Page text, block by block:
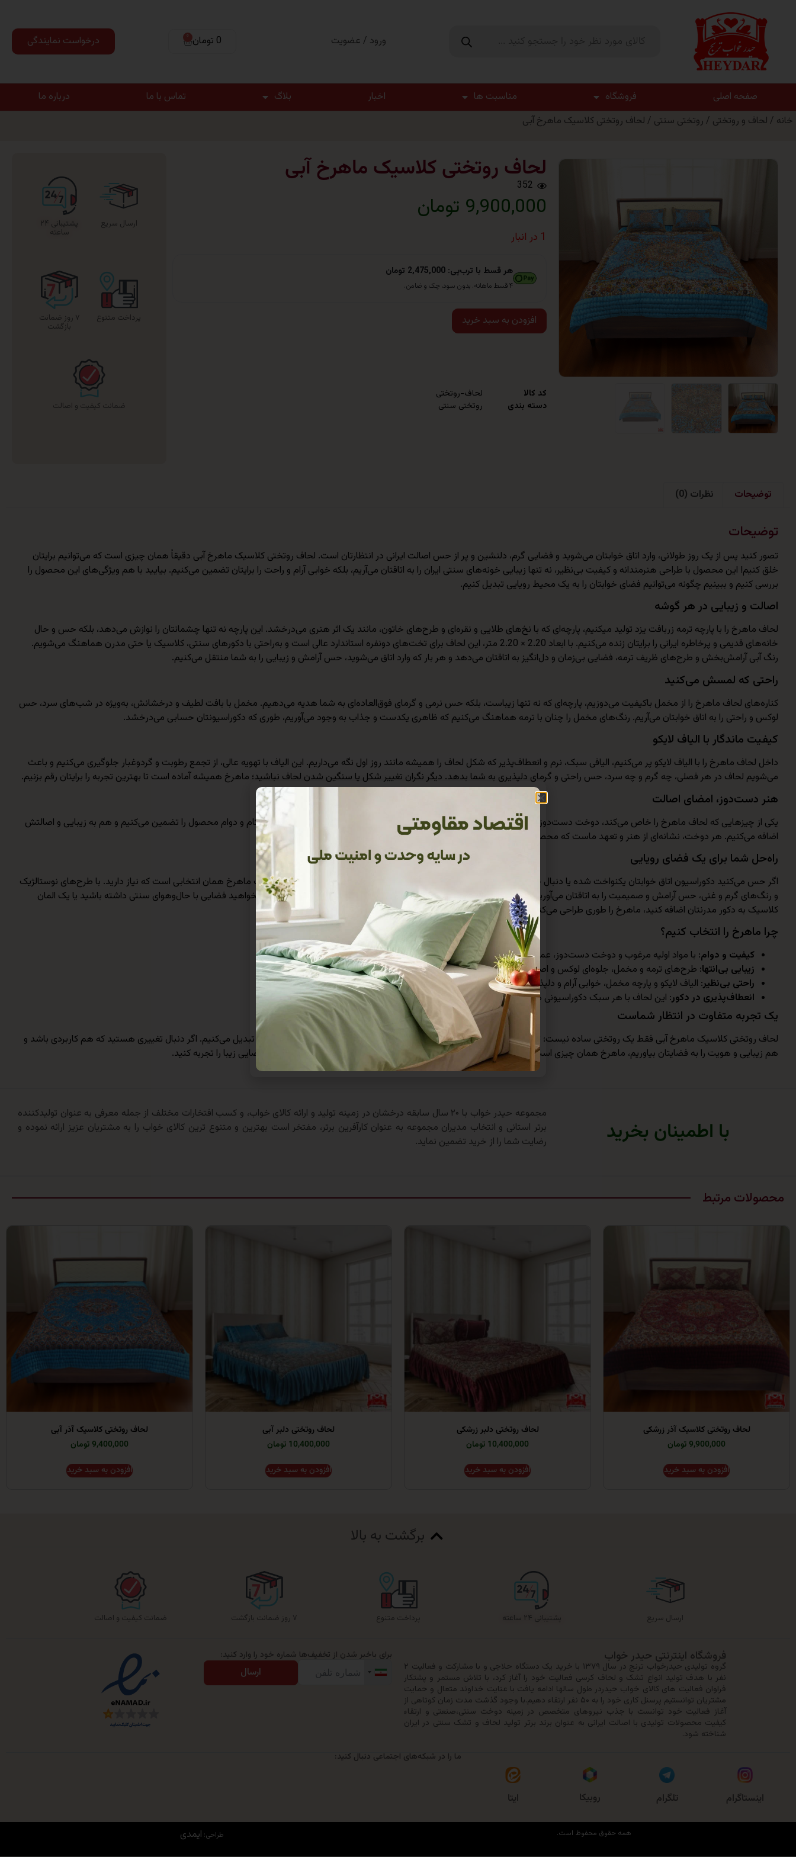
ورود / عضویت 0 تومان 0 درخواست نمایندگی
صفحه اصلی فروشگاه مناسبت ها اخبار بلاگ تماس با ما
درباره ما
خانه / لحاف و روتختی / روتختی سنتی / لحاف روتختی کلاسیک ماهرخ آبی
لحاف روتختی کلاسیک ماهرخ آبی
352
9,900,000 تومان
1 در انبار
هر قسط با ترب‌پی: 2,475,000 تومان
۴ قسط ماهانه. بدون سود، چک و ضامن.
افزودن به سبد خرید
کد کالا
لحاف-روتختی
دسته بندی
روتختی سنتی
ارسال سریع پشتیبانی ۲۴
ساعته
پرداخت متنوع ۷ روز ضمانت
بازگشت
ضمانت کیفیت و اصالت
توضیحات نظرات (0)
توضیحات
تصور کنید پس از یک روز طولانی، وارد اتاق خوابتان می‌شوید و فضایی گرم، دلنشین و پر از حس اصالت ایرانی در انتظارتان است. لحاف روتختی کلاسیک ماهرخ آبی دقیقاً همان چیزی است که می‌توانیم برایتان
خلق کنیم! این محصول با طراحی هنرمندانه و کیفیت بی‌نظیر، نه تنها زیبایی خونه‌های سنتی ایران را به اتاقتان می‌آریم، بلکه خوابی آرام و راحت را برایتان تضمین می‌کنیم. بیایید با هم ویژگی‌های این محصول را
بررسی کنیم و ببینیم چگونه می‌توانیم فضای خوابتان را به یک محیط رویایی تبدیل کنیم.
اصالت و زیبایی در هر گوشه
لحاف ماهرخ را با پارچه ترمه زربافت یزد تولید میکنیم، پارچه‌ای که با نخ‌های طلایی و نقره‌ای و طرح‌های خاتون، مانند یک اثر هنری می‌درخشد. این پارچه نه تنها چشمانتان را نوازش می‌دهد، بلکه حس و حال
خانه‌های قدیمی و پرخاطره ایرانی را برایتان زنده می‌کنیم. با ابعاد 2.20 × 2.20 متر، این لحاف برای تخت‌های دونفره استاندارد عالی است و به‌راحتی با دکورهای سنتی، کلاسیک یا حتی مدرن هماهنگ می‌شویم.
رنگ آبی آرامش‌بخش و طرح‌های ظریف ترمه، فضایی بی‌زمان و دل‌انگیز به اتاقتان می‌دهد و هر بار که وارد اتاق می‌شوید، حس آرامش و زیبایی را به شما منتقل می‌کنیم.
راحتی که لمسش می‌کنید
کناره‌های لحاف ماهرخ را از مخمل باکیفیت می‌دوزیم، پارچه‌ای که نه تنها زیباست، بلکه حس نرمی و گرمای فوق‌العاده‌ای به شما هدیه می‌دهیم. مخمل با بافت لطیف و درخشانش، به‌ویژه در شب‌های سرد، حس
لوکس و راحتی را به اتاق خوابتان می‌آریم. رنگ‌های مخمل را چنان با ترمه هماهنگ می‌کنیم که ظاهری یکدست و جذاب به وجود می‌آوریم، طوری که دکوراسیونتان حسابی می‌درخشد.
کیفیت ماندگار با الیاف لایکو
داخل لحاف ماهرخ را با الیاف لایکو پر می‌کنیم، الیافی سبک، نرم و انعطاف‌پذیر که شکل لحاف را همیشه مانند روز اول نگه می‌داریم. این الیاف با تهویه عالی، از تجمع رطوبت و گردوغبار جلوگیری می‌کنیم و باعث
می‌شویم لحاف در هر فصلی، چه گرم و چه سرد، حس راحتی و گرمای دلپذیری به شما بدهد. دیگر نگران تغییر شکل یا سنگین شدن لحاف نباشید؛ ماهرخ همیشه آماده است تا بهترین تجربه را برایتان رقم بزنیم.
هنر دست‌دوز، امضای اصالت
یکی از چیزهایی که لحاف ماهرخ را خاص می‌کند، دوخت دست‌دوز آن است. این دوخت‌ها را با دقت و عشق انجام می‌دهیم، طوری که هم استحکام و دوام محصول را تضمین می‌کنیم و هم به زیبایی و اصالتش
اضافه می‌کنیم. هر دوخت، نشانه‌ای از هنر و تعهد ماست که محصولی خلق کنیم که سال‌ها همراهتان باشیم.
راه‌حل شما برای یک فضای رویایی
اگر حس می‌کنید دکوراسیون اتاق خوابتان یکنواخت شده یا دنبال چیزی هستید که هم کاربردی باشد و هم به فضایتان روح و اصالت بدهد، لحاف ماهرخ همان انتخابی است که نیاز دارید. با طرح‌های نوستالژیک
و رنگ‌های گرم و غنی، حس آرامش و صمیمیت را به اتاقتان می‌آوریم و به شما کمک می‌کنیم فضایی دلپذیر و دعوت‌کننده بسازید. فرقی نمی‌کند بخواهید فضایی با حال‌وهوای سنتی داشته باشید یا یک المان
کلاسیک به دکور مدرنتان اضافه کنید، ماهرخ را طوری طراحی می‌کنیم که با هر سلیقه‌ای جور دربیاییم.
چرا ماهرخ را انتخاب کنیم؟
کیفیت و دوام: با مواد اولیه مرغوب و دوخت دست‌دوز، عمری طولانی برای محصول تضمین می‌کنیم.
زیبایی بی‌انتها: طرح‌های ترمه و مخمل، جلوه‌ای لوکس و اصیل به اتاق خوابتان می‌دهد.
راحتی بی‌نظیر: الیاف لایکو و پارچه مخمل، خوابی آرام و دلپذیر را برایتان فراهم می‌کند.
انعطاف‌پذیری در دکور: این لحاف با هر سبک دکوراسیونی هماهنگ است و به فضایتان شخصیت می‌دهد.
یک تجربه متفاوت در انتظار شماست
لحاف روتختی کلاسیک ماهرخ آبی فقط یک روتختی ساده نیست؛ ترکیبی از هنر، اصالت و راحتی است که اتاق خوابتان را به فضایی گرم و دلنشین تبدیل می‌کنیم. اگر دنبال تغییری هستید که هم کاربردی باشد و
هم زیبایی و هویت را به فضایتان بیاوریم، ماهرخ همان چیزی است که حس خوبی به شما می‌دهد. با این لحاف، هر شب خوابی آرام و هر روز فضایی زیبا را تجربه کنید.
با اطمینان بخرید
مجموعه حیدر خواب با ۲۰ سال سابقه درخشان در زمینه تولید و ارائه کالای خواب، و کسب افتخارات مختلف از جمله معرفی به عنوان تولیدکننده
برتر استانی و انتخاب مدیران مجموعه به عنوان کارآفرین برتر، مفتخر است بهترین و متنوع ترین کالای خواب را به مشتریان عزیز ارائه نموده و
رضایت شما را از خرید تضمین نماید.
محصولات مرتبط
لحاف روتختی کلاسیک آذر زرشکی
9,900,000 تومان
افزودن به سبد خرید
لحاف روتختی دلبر زرشکی
10,400,000 تومان
افزودن به سبد خرید
لحاف روتختی دلبر آبی
10,400,000 تومان
افزودن به سبد خرید
لحاف روتختی کلاسیک آذر آبی
9,400,000 تومان
افزودن به سبد خرید
برگشت به بالا
ارسال سریع پشتیبانی ۲۴ ساعته پرداخت متنوع ۷ روز ضمانت بازگشت ضمانت کیفیت و اصالت
فروشگاه اینترنتی حیدر خواب
گروه تولیدی حیدرخواب ترنج در سال ۱۳۷۹ با خرید یک دستگاه حلاجی و با مشارکت و فعالیت ۲
نفر با هدف تولید انواع تشک و لحاف کرسی فعالیت خود را آغاز کرد، با تلاش مستمر و پشتکار
فراوان فعالیت های کالای خواب حیدردر طول سالها ادامه یافت با عنایت خداوند متعال و حمایت
مشتریان توانستیم پرسنل کاری خود را به ۵۰ نفر ارتقاء دهیم.با وجود گذشت مدت زمان کوتاهی از
آغاز فعالیت خود توانست با جذب نیروهای متخصص در زمینه دوخت سنتی،صنعتی و ارتقاء
کیفیت محصولات تولیدی با اصالت ایرانی به عنوان برند برتر تولید لحاف و تشک سنتی در ایران
شناخته شود.
برای باخبر شدن از تخفیف‌ها شماره خود را وارد کنید:
ارسال
ما را در شبکه‌های اجتماعی دنبال کنید:
اینستاگرام تلگرام روبیکا ایتا
همه حقوق محفوظ است. طراحی: ایمدی